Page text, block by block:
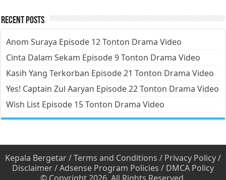
Recent Posts
Anom Suraya Episode 12 Tonton Drama Video
Cinta Dalam Sekam Episode 9 Tonton Drama Video
Kasih Yang Terkorban Episode 21 Tonton Drama Video
Yes! Captain Zul Aaryan Episode 22 Tonton Drama Video
Wish List Episode 15 Tonton Drama Video
Kepala Bergetar/Terms and Conditions / Privacy Policy/
Disclaimer/Adsense Program Policies / DMCA Policy